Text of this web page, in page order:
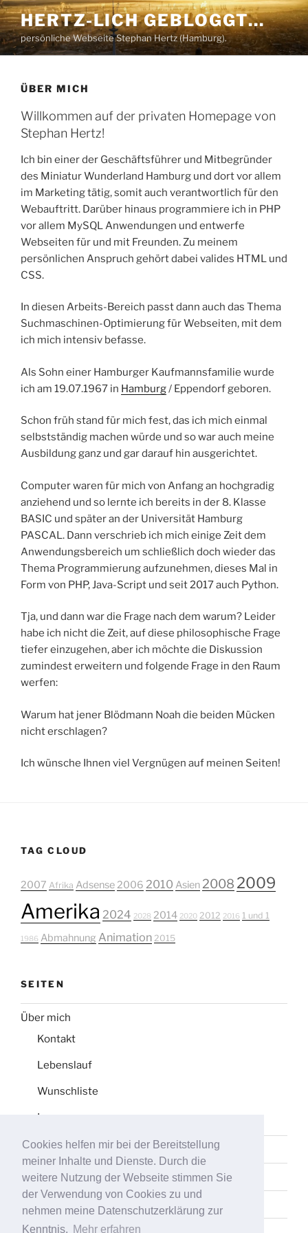
Cookies helfen mir bei der Bereitstellung
meiner Inhalte und Dienste. Durch die
weitere Nutzung der Webseite stimmen Sie
der Verwendung von Cookies zu und
nehmen meine Datenschutzerklärung zur
Kenntnis. Mehr erfahren
Zum
Inhalt
springen
HERTZ-LICH GEBLOGGT…
persönliche Webseite Stephan Hertz (Hamburg).
ÜBER MICH
Willkommen auf der privaten Homepage von
Stephan Hertz!
Ich bin einer der Geschäftsführer und Mitbegründer
des Miniatur Wunderland Hamburg und dort vor allem
im Marketing tätig, somit auch verantwortlich für den
Webauftritt. Darüber hinaus programmiere ich in PHP
vor allem MySQL Anwendungen und entwerfe
Webseiten für und mit Freunden. Zu meinem
persönlichen Anspruch gehört dabei valides HTML und
CSS.
In diesen Arbeits-Bereich passt dann auch das Thema
Suchmaschinen-Optimierung für Webseiten, mit dem
ich mich intensiv befasse.
Als Sohn einer Hamburger Kaufmannsfamilie wurde
ich am 19.07.1967 in Hamburg/ Eppendorf geboren.
Schon früh stand für mich fest, das ich mich einmal
selbstständig machen würde und so war auch meine
Ausbildung ganz und gar darauf hin ausgerichtet.
Computer waren für mich von Anfang an hochgradig
anziehend und so lernte ich bereits in der 8. Klasse
BASIC und später an der Universität Hamburg
PASCAL. Dann verschrieb ich mich einige Zeit dem
Anwendungsbereich um schließlich doch wieder das
Thema Programmierung aufzunehmen, dieses Mal in
Form von PHP, Java-Script und seit 2017 auch Python.
Tja, und dann war die Frage nach dem warum? Leider
habe ich nicht die Zeit, auf diese philosophische Frage
tiefer einzugehen, aber ich möchte die Diskussion
zumindest erweitern und folgende Frage in den Raum
werfen:
Warum hat jener Blödmann Noah die beiden Mücken
nicht erschlagen?
Ich wünsche Ihnen viel Vergnügen auf meinen Seiten!
TAG CLOUD
2007 Afrika Adsense 2006 2010 Asien 2008 2009
Amerika 2024 2028 2014 2020 2012 2016 1 und 1
1986 Abmahnung Animation 2015
SEITEN
Über mich
Kontakt
Lebenslauf
Wunschliste
Impressum
Datenschutz
Tag-Liste
Sitemap